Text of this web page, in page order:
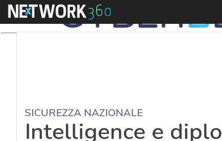
Menu
SICUREZZA NAZIONALE
Intelligence e